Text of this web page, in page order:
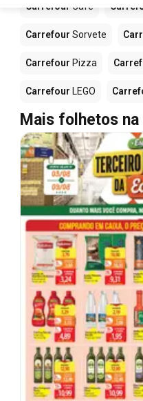
Carrefour Café
Carrefour Sorvete
Carrefour Pizza
Carrefour LEGO
Mais folhetos